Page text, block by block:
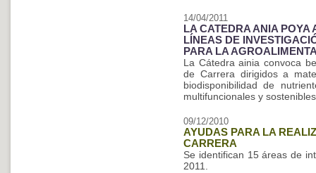
14/04/2011
LA CATEDRA ANIA
LÍNEAS DE
PARA LA
La Cátedra ainia convoca
de Carrera dirigidos a
biodisponibilidad de
multifuncionales y
09/12/2010
AYUDAS PARA LA
CARRERA
Se identifican 15 áreas de
2011.